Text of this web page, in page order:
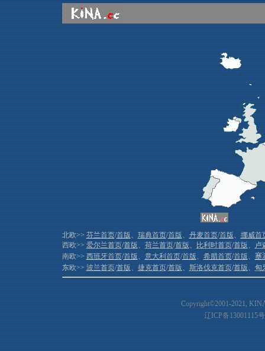
北欧>>芬兰首页/首版、瑞典首页/首版、丹麦首页/首版、挪威首
西欧>>爱尔兰首页/首版、荷兰首页/首版、比利时首页/首版、卢
南欧>>西班牙首页/首版、意大利首页/首版、希腊首页/首版、塞
东欧>>波兰首页/首版、捷克首页/首版、斯洛伐克首页/首版、匈
Copyright©2001-2021,
辽ICP备13001115